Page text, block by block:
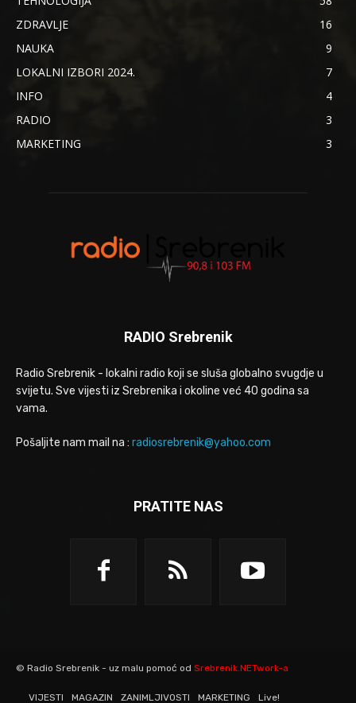
ZDRAVLJE
16
NAUKA
9
LOKALNI IZBORI 2024.
7
INFO
4
RADIO
3
MARKETING
3
RADIO Srebrenik
Radio Srebrenik - lokalni radio koji se sluša globalno svugdje u
svijetu. Sve vijesti iz Srebrenika i okoline već 40 godina sa
vama.
Pošaljite nam mail na : radiosrebrenik@yahoo.com
PRATITE NAS
© Radio Srebrenik - uz malu pomoć od Srebrenik.NETwork-a
VIJESTI MAGAZIN ZANIMLJIVOSTI MARKETING Live!